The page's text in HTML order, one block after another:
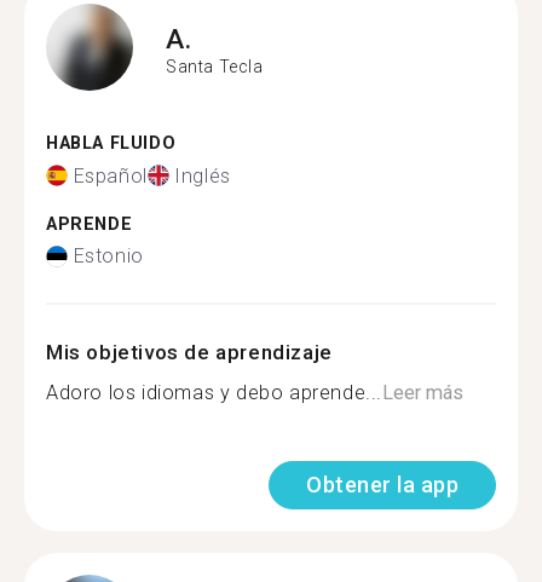
A.
Santa Tecla
HABLA FLUIDO
Español Inglés
APRENDE
Estonio
Mis objetivos de aprendizaje
Adoro los idiomas y debo aprende...Leer más
Obtener la app